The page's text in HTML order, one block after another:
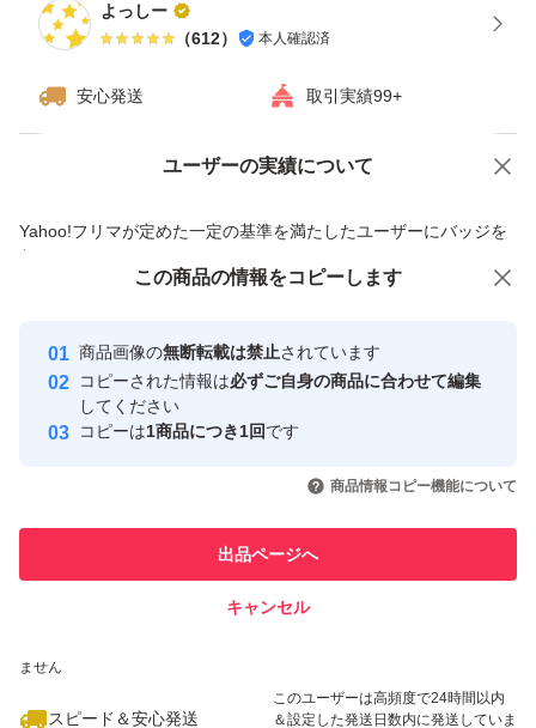
よっしー
（612） 本人確認済
安心発送 取引実績99+
ユーザーの実績について
Yahoo!フリマが定めた一定の基準を満たしたユーザーにバッジを
付与しています
安心取引出品者
心・安全なユーザーです
取引実績
引を完了させた実績があります
での取引実績があります
ません
スピード＆安心発送
このユーザーは高頻度で24時間以内
＆設定した発送日数内に発送していま
価格の相談 商品への質問
この商品の情報をコピーします
商品画像の無断転載は禁止されています
コピーされた情報は必ずご自身の商品に合わせて編集
してください
コピーは1商品につき1回です
商品情報コピー機能について
出品ページへ
キャンセル
この商品をみている人にオススメ